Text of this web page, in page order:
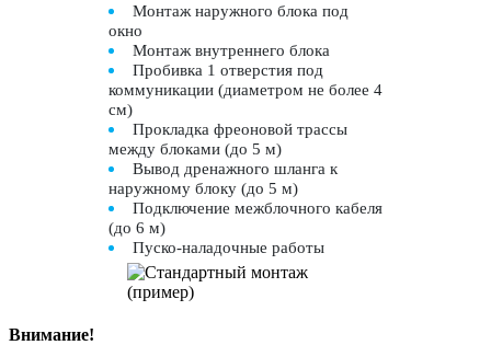
Монтаж наружного блока под
окно
Монтаж внутреннего блока
Пробивка 1 отверстия под
коммуникации (диаметром не более 4
см)
Прокладка фреоновой трассы
между блоками (до 5 м)
Вывод дренажного шланга к
наружному блоку (до 5 м)
Подключение межблочного кабеля
(до 6 м)
Пуско-наладочные работы
Внимание!